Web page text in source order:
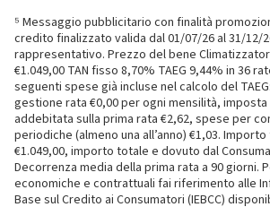
⁵ Messaggio pubblicitario con finalità
credito finalizzato valida dal 01/07/26 al 31/12/
rappresentativo. Prezzo del bene
€1.049,00 TAN fisso 8,70% TAEG 9,44% in 36
seguenti spese già incluse nel calcolo del
gestione rata €0,00 per ogni mensilità,
addebitata sulla prima rata €2,62, spese per
periodiche (almeno una all’anno) €1,03.
€1.049,00, importo totale e dovuto dal
Decorrenza media della prima rata a 90 giorni.
economiche e contrattuali fai riferimento alle
Base sul Credito ai Consumatori (IEBCC)